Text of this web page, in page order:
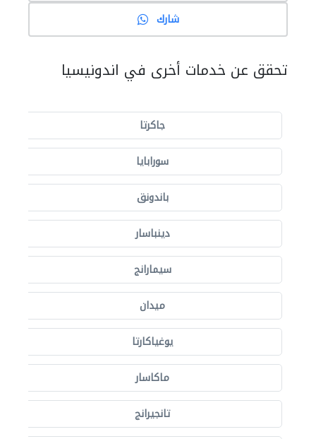
شارك
تحقق عن خدمات أخرى في اندونيسيا
جاكرتا
سورابايا
باندونق
دينباسار
سيمارانج
ميدان
يوغياكارتا
ماكاسار
تانجيرانج